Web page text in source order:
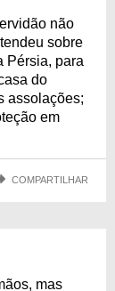
não
sobre
Pérsia, para
do
assolações;
em
COMPARTILHAR
mas